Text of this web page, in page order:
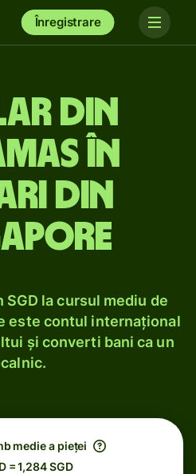
Înregistrare
din
în
din
la cursul mediu de
este contul internațional
și converti bani ca un
medie a pieței
= 1,284 SGD